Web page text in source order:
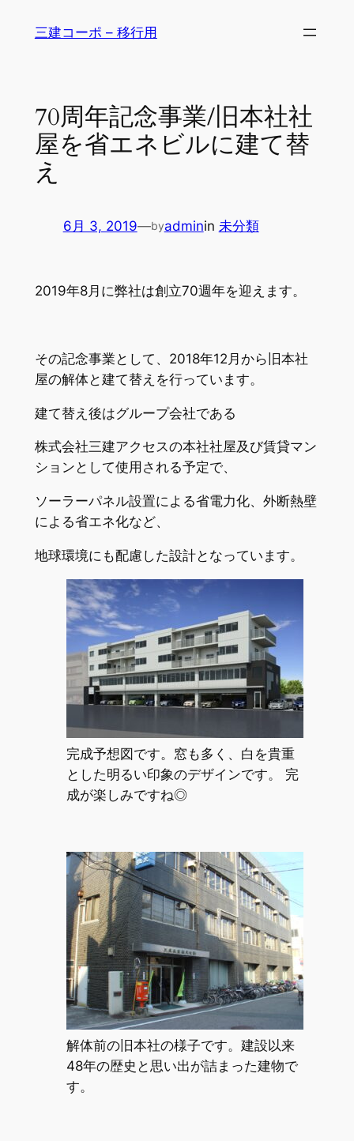
三建コーポ – 移行用
70周年記念事業/旧本社社
屋を省エネビルに建て替
え
6月 3, 2019—byadminin 未分類
2019年8月に弊社は創立70週年を迎えます。
その記念事業として、2018年12月から旧本社
屋の解体と建て替えを行っています。
建て替え後はグループ会社である
株式会社三建アクセスの本社社屋及び賃貸マン
ションとして使用される予定で、
ソーラーパネル設置による省電力化、外断熱壁
による省エネ化など、
地球環境にも配慮した設計となっています。
完成予想図です。窓も多く、白を貴重
とした明るい印象のデザインです。 完
成が楽しみですね◎
解体前の旧本社の様子です。建設以来
48年の歴史と思い出が詰まった建物で
す。